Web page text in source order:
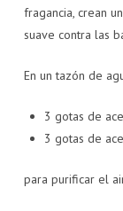
fragancia, crean
suave contra las
En un tazón de
3 gotas de
3 gotas de
para purificar el